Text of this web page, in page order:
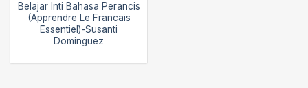
Belajar Inti Bahasa Perancis
(Apprendre Le Francais
Essentiel)-Susanti
Dominguez